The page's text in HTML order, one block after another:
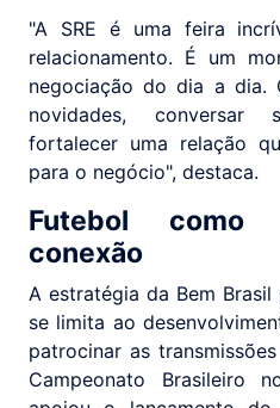
"A SRE é uma feira
relacionamento. É um
negociação do dia a dia.
novidades, conversar
fortalecer uma relação
para o negócio", destaca.
Futebol como
conexão
A estratégia da Bem
se limita ao
patrocinar as
Campeonato Brasileiro